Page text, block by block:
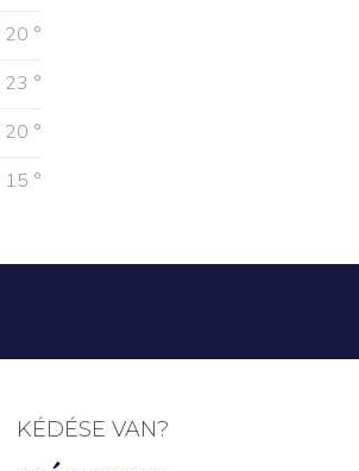
20 °
23 °
20 °
15 °
KÉDÉSE VAN?